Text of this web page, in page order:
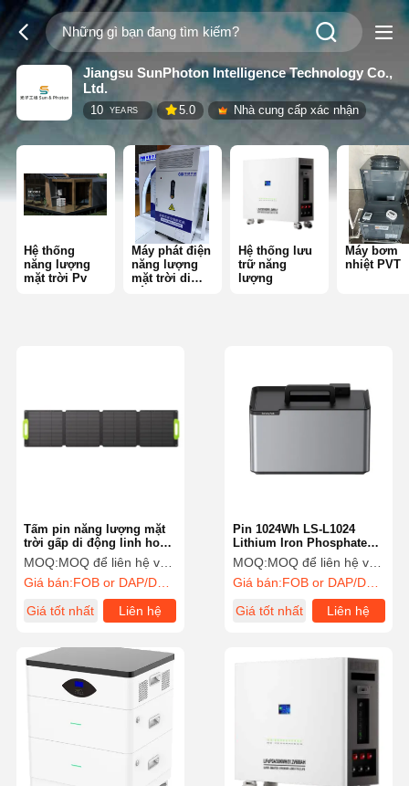
Jiangsu SunPhoton Intelligence Technology Co.,
Ltd.
10 YEARS 5.0 Nhà cung cấp xác nhận
Hệ thống
năng lượng
mặt trời Pv
Máy phát điện
năng lượng
mặt trời di
Hệ thống lưu
trữ năng
lượng
Máy bơm
nhiệt PVT
Tấm pin năng lượng mặt
trời gấp di động linh hoạt
100W 200W 300W 400W
1500V DC
MOQ:MOQ để liên hệ với bộ phận bán hàng
Giá bán:FOB or DAP/DDP to contact sales
Giá tốt nhất
Liên hệ
Pin 1024Wh LS-L1024
Lithium Iron Phosphate
1024Wh 52V
MOQ:MOQ để liên hệ với bộ phận bán hàng
Giá bán:FOB or DAP/DDP to contact sales
Giá tốt nhất
Liên hệ